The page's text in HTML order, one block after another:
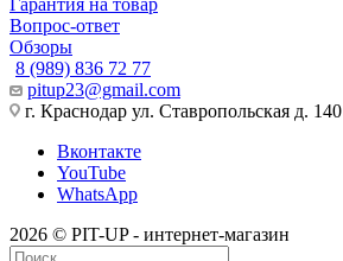
Вопрос-ответ
Обзоры
8 (989) 836 72 77
pitup23@gmail.com
г. Краснодар ул. Ставропольская д. 140
Вконтакте
YouTube
WhatsApp
2026 © PIT-UP - интернет-магазин